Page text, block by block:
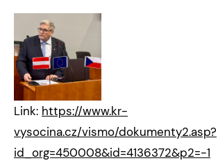
Link: https://www.kr-
vysocina.cz/vismo/dokumenty2.asp?
id_org=450008&id=4136372&p2=-1